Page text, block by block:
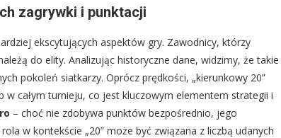
zagrywki i punktacji
ekscytujących aspektów gry. Zawodnicy, którzy
do elity. Analizując historyczne dane, widzimy, że takie
pokoleń siatkarzy. Oprócz prędkości, „kierunkowy 20”
całym turnieju, co jest kluczowym elementem strategii i
– choć nie zdobywa punktów bezpośrednio, jego
w kontekście „20” może być związana z liczbą udanych